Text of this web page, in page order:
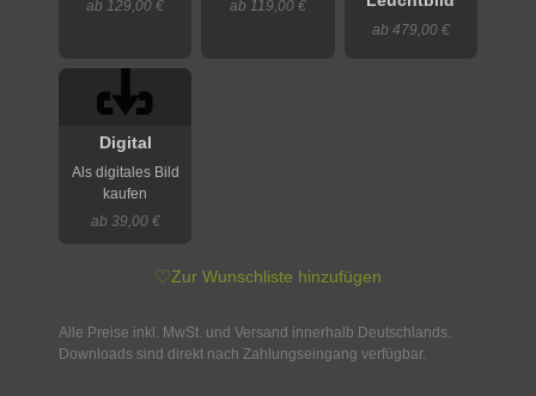
ab 129,00 € ab 119,00 €
ab 479,00 €
Digital
Als digitales Bild
kaufen
ab 39,00 €
♡Zur Wunschliste hinzufügen
Alle Preise inkl. MwSt. und Versand innerhalb Deutschlands.
Downloads sind direkt nach Zahlungseingang verfügbar.